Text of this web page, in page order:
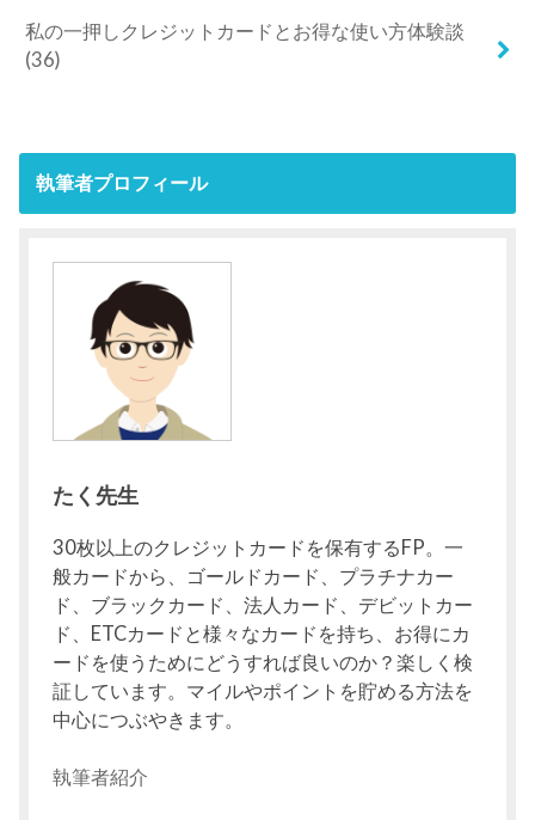
私の一押しクレジットカードとお得な使い方体験談
(36)
執筆者プロフィール
たく先生
30枚以上のクレジットカードを保有するFP。一
般カードから、ゴールドカード、プラチナカー
ド、ブラックカード、法人カード、デビットカー
ド、ETCカードと様々なカードを持ち、お得にカ
ードを使うためにどうすれば良いのか？楽しく検
証しています。マイルやポイントを貯める方法を
中心につぶやきます。
執筆者紹介